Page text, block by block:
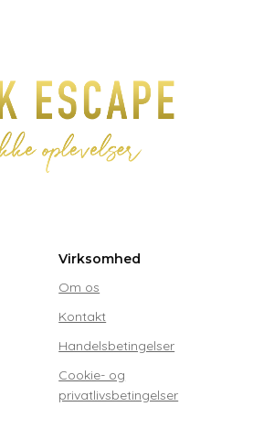
Virksomhed
Om os
Kontakt
Handelsbetingelser
Cookie- og
privatlivsbetingelser